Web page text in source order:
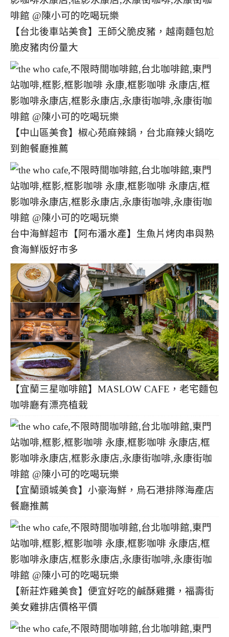
【台北後車站美食】王師父脆皮豬，越南麵包尬
脆皮豬肉份量大
【中山區美食】椒心苑麻辣鍋，台北麻辣火鍋吃
到飽餐廳推薦
台中海鮮超市【阿布潘水產】生魚片烤肉串與熟
食海鮮版好市多
【宜蘭三星咖啡館】MASLOW CAFE，老宅麵包
咖啡廳有漂亮植栽
【宜蘭頭城美食】小豪海鮮，烏石港排隊海產店
餐廳推薦
【新莊炸雞美食】便宜好吃的鹹酥雞攤，福壽街
美女雞排店價格平價